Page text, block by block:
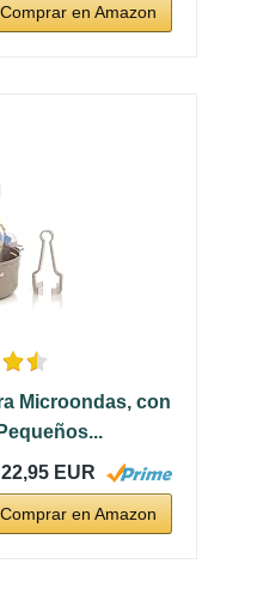
Comprar en Amazon
Microondas, con
22,95 EUR
Comprar en Amazon